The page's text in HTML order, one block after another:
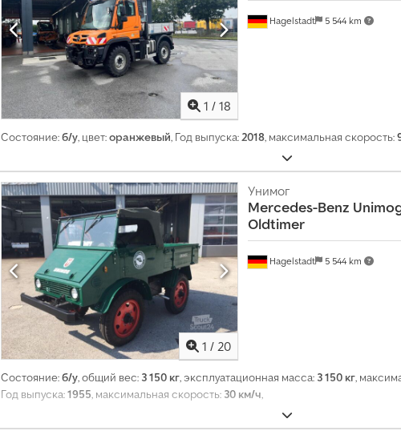
1 / 18
Hagelstadt 5 544 km
Состояние:б/у, цвет:оранжевый, Год выпуска:2018, максимальная скорость:
1 / 20
Hagelstadt 5 544 km
Унимог
Mercedes-Benz
Oldtimer
Состояние:б/у, общий вес: 3 150 кг, эксплуатационная масса: 3 150 кг,
Год выпуска:1955, максимальная скорость: 30 км/ч,